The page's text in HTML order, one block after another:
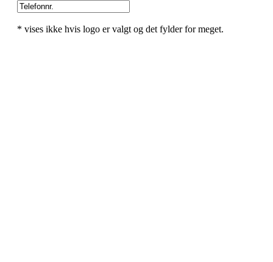
* vises ikke hvis logo er valgt og det fylder for meget.